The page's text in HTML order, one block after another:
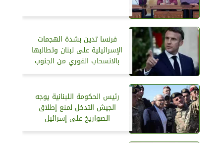
فرنسا تدين بشدة الهجمات
الإسرائيلية على لبنان وتطالبها
بالانسحاب الفوري من الجنوب
رئيس الحكومة اللبنانية يوجه
الجيش التدخل لمنع إطلاق
الصواريخ على إسرائيل